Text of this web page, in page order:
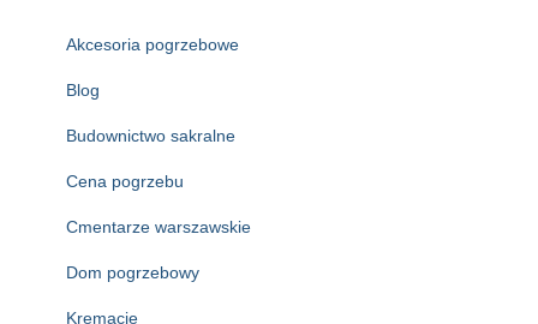
Akcesoria pogrzebowe
Blog
Budownictwo sakralne
Cena pogrzebu
Cmentarze warszawskie
Dom pogrzebowy
Kremacje